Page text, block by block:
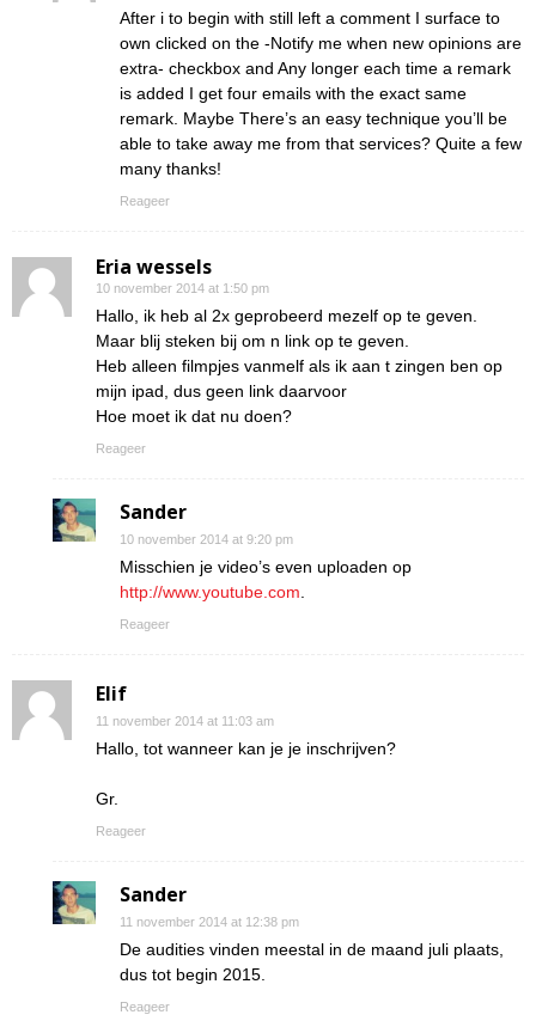
After i to begin with still left a comment I surface to
own clicked on the -Notify me when new opinions are
extra- checkbox and Any longer each time a remark
is added I get four emails with the exact same
remark. Maybe There’s an easy technique you’ll be
able to take away me from that services? Quite a few
many thanks!
Reageer
Eria wessels
10 november 2014 at 1:50 pm
Hallo, ik heb al 2x geprobeerd mezelf op te geven.
Maar blij steken bij om n link op te geven.
Heb alleen filmpjes vanmelf als ik aan t zingen ben op
mijn ipad, dus geen link daarvoor
Hoe moet ik dat nu doen?
Reageer
Sander
10 november 2014 at 9:20 pm
Misschien je video’s even uploaden op
http://www.youtube.com.
Reageer
Elif
11 november 2014 at 11:03 am
Hallo, tot wanneer kan je je inschrijven?
Gr.
Reageer
Sander
11 november 2014 at 12:38 pm
De audities vinden meestal in de maand juli plaats,
dus tot begin 2015.
Reageer